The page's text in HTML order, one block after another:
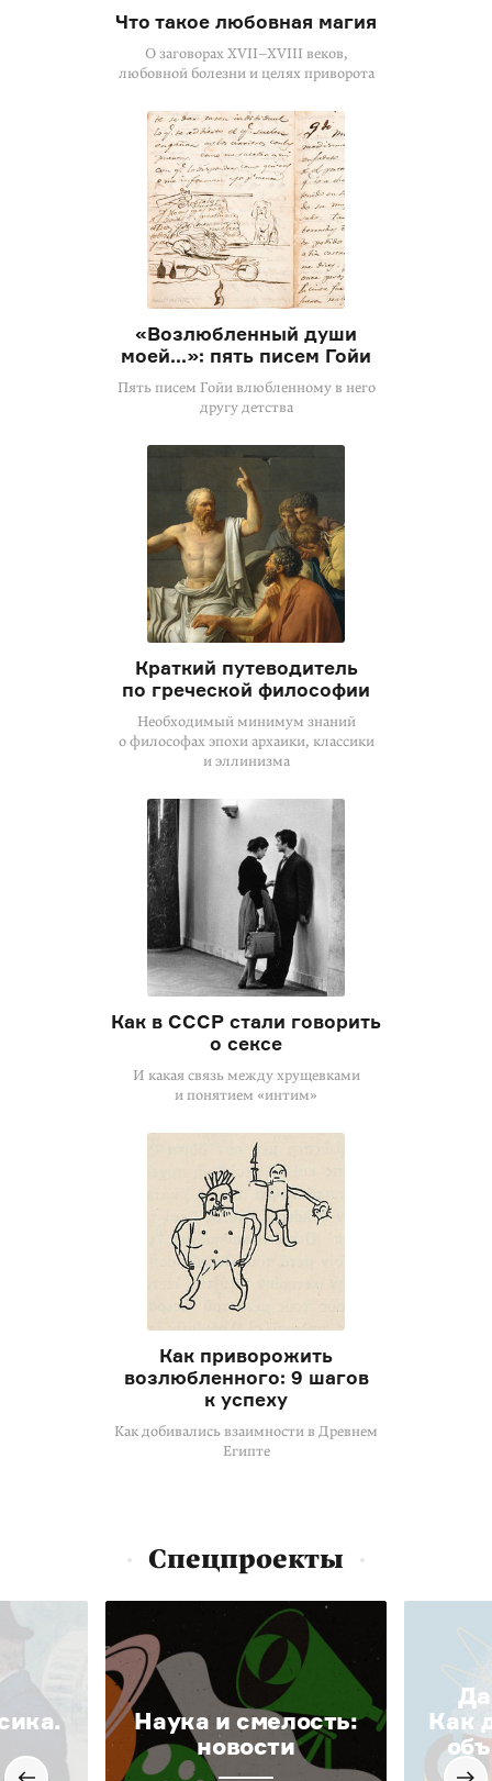
Что такое любовная магия
О заговорах XVII–XVIII веков,
любовной болезни и целях приворота
«Возлюбленный души
моей...»: пять писем Гойи
Пять писем Гойи влюбленному в него
другу детства
Краткий путеводитель
по греческой философии
Необходимый минимум знаний
о философах эпохи архаики, классики
и эллинизма
Как в СССР стали говорить
о сексе
И какая связь между хрущевками
и понятием «интим»
Как приворожить
возлюбленного: 9 шагов
к успеху
Как добивались взаимности в Древнем
Египте
Спецпроекты
Наука и смелость:
новости
Да
Как